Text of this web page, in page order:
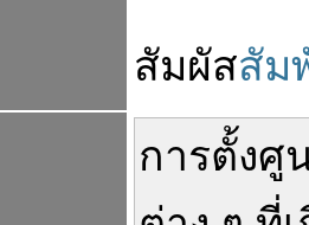
สัมผัสสัม
การตั้งศู